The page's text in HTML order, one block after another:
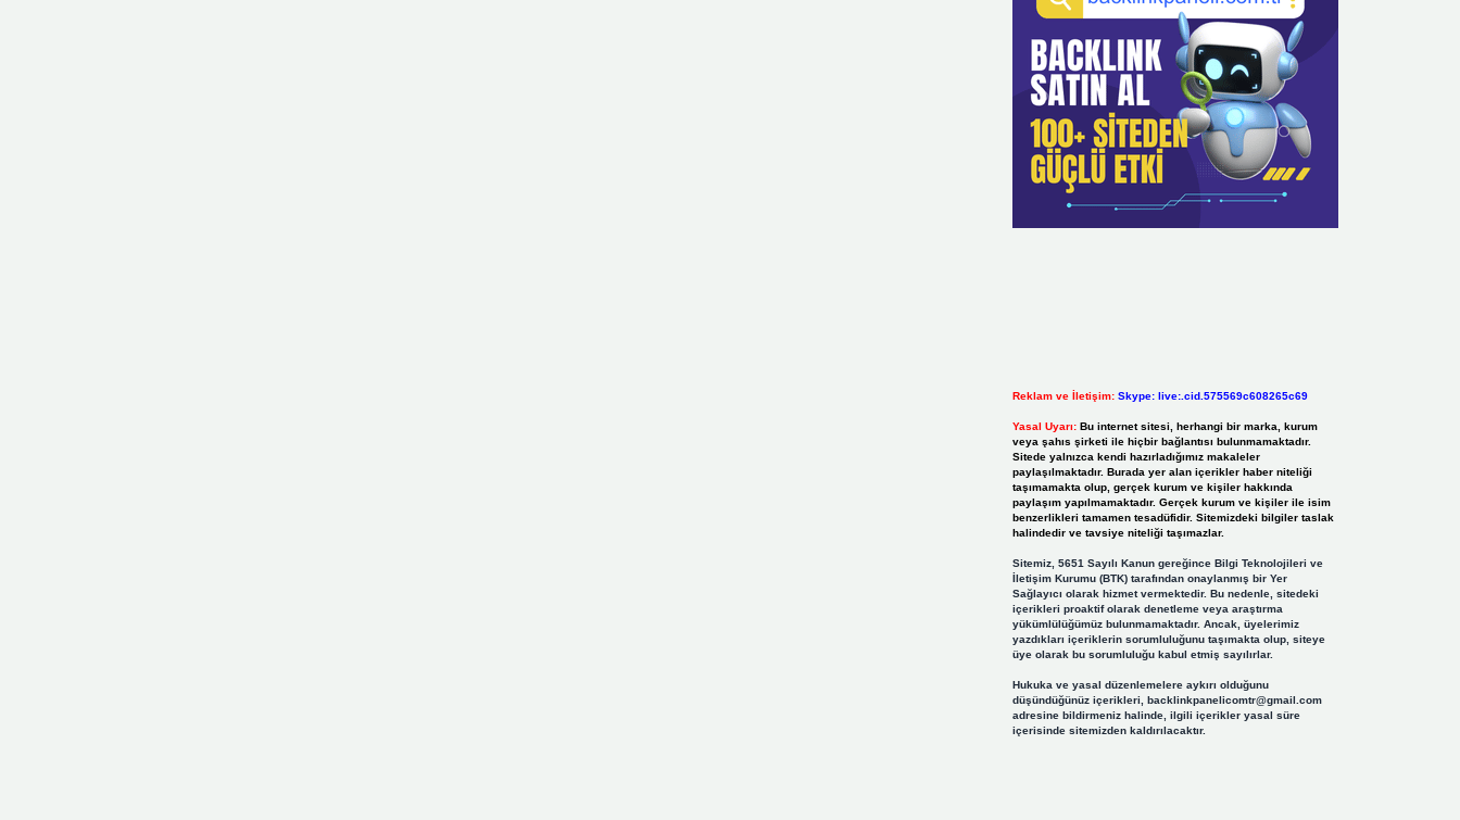
Reklam ve İletişim: Skype: live:.cid.575569c608265c69
Yasal Uyarı: Bu internet sitesi, herhangi bir marka, kurum
veya şahıs şirketi ile hiçbir bağlantısı bulunmamaktadır.
Sitede yalnızca kendi hazırladığımız makaleler
paylaşılmaktadır. Burada yer alan içerikler haber niteliği
taşımamakta olup, gerçek kurum ve kişiler hakkında
paylaşım yapılmamaktadır. Gerçek kurum ve kişiler ile isim
benzerlikleri tamamen tesadüfidir. Sitemizdeki bilgiler taslak
halindedir ve tavsiye niteliği taşımazlar.
Sitemiz, 5651 Sayılı Kanun gereğince Bilgi Teknolojileri ve
İletişim Kurumu (BTK) tarafından onaylanmış bir Yer
Sağlayıcı olarak hizmet vermektedir. Bu nedenle, sitedeki
içerikleri proaktif olarak denetleme veya araştırma
yükümlülüğümüz bulunmamaktadır. Ancak, üyelerimiz
yazdıkları içeriklerin sorumluluğunu taşımakta olup, siteye
üye olarak bu sorumluluğu kabul etmiş sayılırlar.
Hukuka ve yasal düzenlemelere aykırı olduğunu
düşündüğünüz içerikleri, backlinkpanelicomtr@gmail.com
adresine bildirmeniz halinde, ilgili içerikler yasal süre
içerisinde sitemizden kaldırılacaktır.